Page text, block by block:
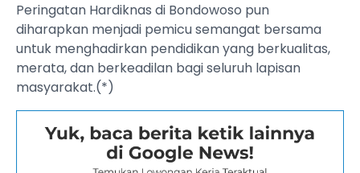
Peringatan Hardiknas di Bondowoso pun
diharapkan menjadi pemicu semangat bersama
untuk menghadirkan pendidikan yang berkualitas,
merata, dan berkeadilan bagi seluruh lapisan
masyarakat.(*)